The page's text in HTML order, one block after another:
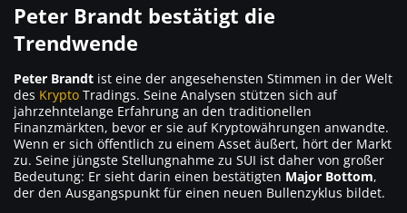
Peter Brandt bestätigt die
Trendwende
Peter Brandt ist eine der angesehensten Stimmen in der Welt
des Krypto Tradings. Seine Analysen stützen sich auf
jahrzehntelange Erfahrung an den traditionellen
Finanzmärkten, bevor er sie auf Kryptowährungen anwandte.
Wenn er sich öffentlich zu einem Asset äußert, hört der Markt
zu. Seine jüngste Stellungnahme zu SUI ist daher von großer
Bedeutung: Er sieht darin einen bestätigten Major Bottom,
der den Ausgangspunkt für einen neuen Bullenzyklus bildet.